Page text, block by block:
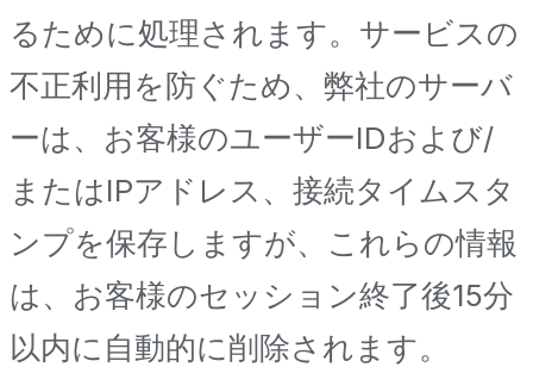
るために処理されます。サービスの
不正利用を防ぐため、弊社のサーバ
ーは、お客様のユーザーIDおよび/
またはIPアドレス、接続タイムスタ
ンプを保存しますが、これらの情報
は、お客様のセッション終了後15分
以内に自動的に削除されます。